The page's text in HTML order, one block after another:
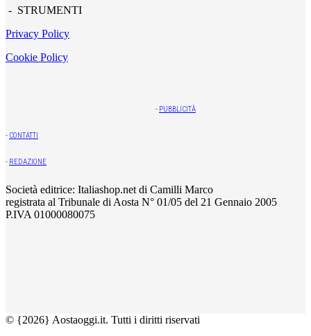
- STRUMENTI
Privacy Policy
Cookie Policy
- PUBBLICITÀ
- CONTATTI
- REDAZIONE
Società editrice: Italiashop.net di Camilli Marco
registrata al Tribunale di Aosta N° 01/05 del 21 Gennaio 2005
P.IVA 01000080075
© {2026} Aostaoggi.it. Tutti i diritti riservati